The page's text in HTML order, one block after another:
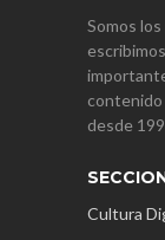
Somos
desde
Cultura